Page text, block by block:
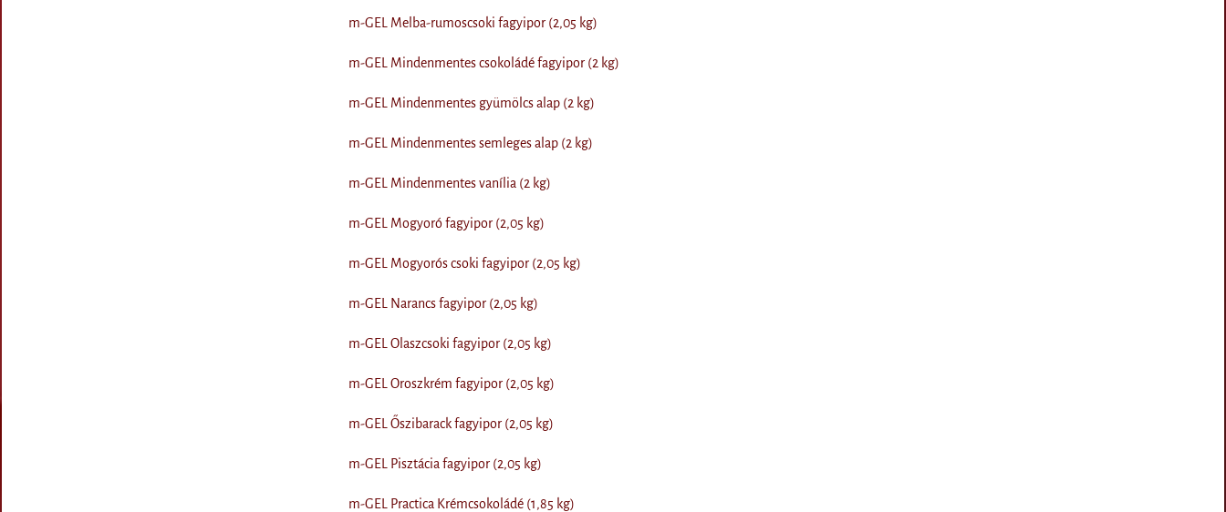
m-GEL Melba-rumoscsoki fagyipor (2,05 kg)
m-GEL Mindenmentes csokoládé fagyipor (2 kg)
m-GEL Mindenmentes gyümölcs alap (2 kg)
m-GEL Mindenmentes semleges alap (2 kg)
m-GEL Mindenmentes vanília (2 kg)
m-GEL Mogyoró fagyipor (2,05 kg)
m-GEL Mogyorós csoki fagyipor (2,05 kg)
m-GEL Narancs fagyipor (2,05 kg)
m-GEL Olaszcsoki fagyipor (2,05 kg)
m-GEL Oroszkrém fagyipor (2,05 kg)
m-GEL Őszibarack fagyipor (2,05 kg)
m-GEL Pisztácia fagyipor (2,05 kg)
m-GEL Practica Krémcsokoládé (1,85 kg)